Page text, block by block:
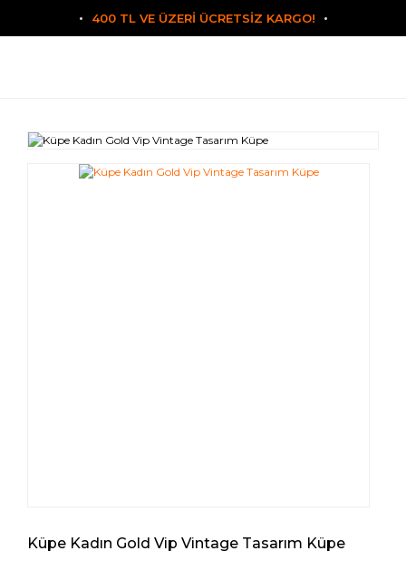
400 TL VE ÜZERİ ÜCRETSİZ KARGO!
Küpe Kadın Gold Vip Vintage Tasarım Küpe